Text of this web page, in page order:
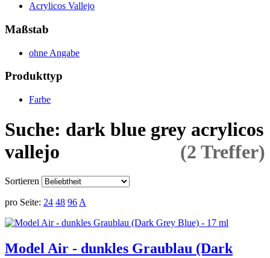
Acrylicos Vallejo
Maßstab
ohne Angabe
Produkttyp
Farbe
Suche: dark blue grey acrylicos
vallejo
(2 Treffer)
Sortieren
pro Seite: 24 48 96 A
Model Air - dunkles Graublau (Dark